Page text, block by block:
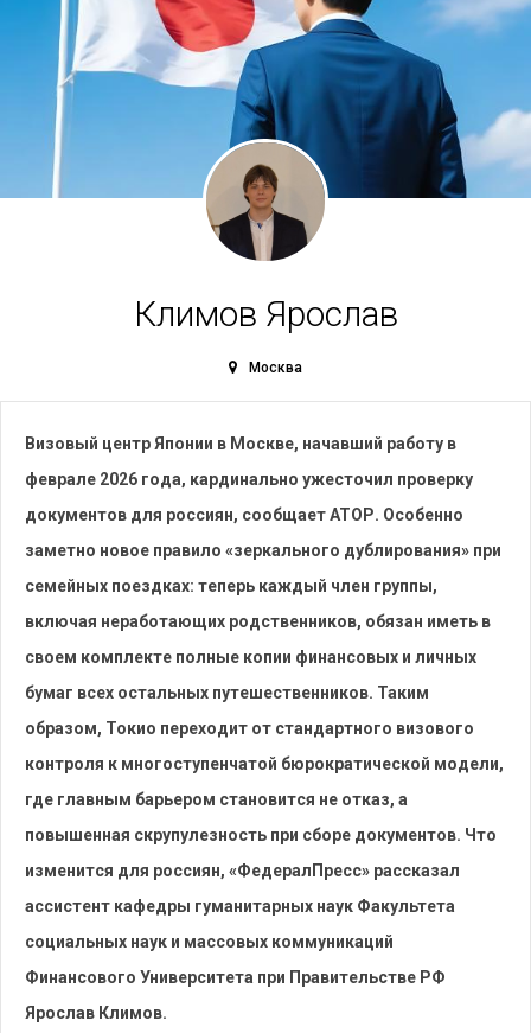
Климов Ярослав
Москва
Визовый центр Японии в Москве, начавший работу в
феврале 2026 года, кардинально ужесточил проверку
документов для россиян, сообщает АТОР. Особенно
заметно новое правило «зеркального дублирования» при
семейных поездках: теперь каждый член группы,
включая неработающих родственников, обязан иметь в
своем комплекте полные копии финансовых и личных
бумаг всех остальных путешественников. Таким
образом, Токио переходит от стандартного визового
контроля к многоступенчатой бюрократической модели,
где главным барьером становится не отказ, а
повышенная скрупулезность при сборе документов. Что
изменится для россиян, «ФедералПресс» рассказал
ассистент кафедры гуманитарных наук Факультета
социальных наук и массовых коммуникаций
Финансового Университета при Правительстве РФ
Ярослав Климов.